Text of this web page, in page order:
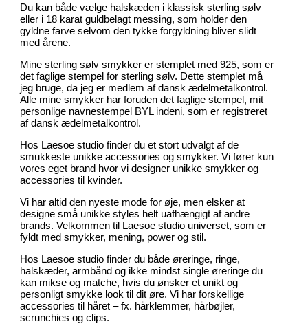
Du kan både vælge halskæden i klassisk sterling sølv
eller i 18 karat guldbelagt messing, som holder den
gyldne farve selvom den tykke forgyldning bliver slidt
med årene.
Mine sterling sølv smykker er stemplet med 925, som er
det faglige stempel for sterling sølv. Dette stemplet må
jeg bruge, da jeg er medlem af dansk ædelmetalkontrol.
Alle mine smykker har foruden det faglige stempel, mit
personlige navnestempel BYL indeni, som er registreret
af dansk ædelmetalkontrol.
Hos Laesoe studio finder du et stort udvalgt af de
smukkeste unikke accessories og smykker. Vi fører kun
vores eget brand hvor vi designer unikke smykker og
accessories til kvinder.
Vi har altid den nyeste mode for øje, men elsker at
designe små unikke styles helt uafhængigt af andre
brands. Velkommen til Laesoe studio universet, som er
fyldt med smykker, mening, power og stil.
Hos Laesoe studio finder du både øreringe, ringe,
halskæder, armbånd og ikke mindst single øreringe du
kan mikse og matche, hvis du ønsker et unikt og
personligt smykke look til dit øre. Vi har forskellige
accessories til håret – fx. hårklemmer, hårbøjler,
scrunchies og clips.